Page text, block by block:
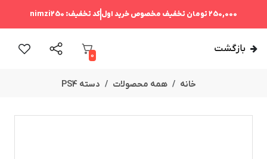
250,000 تومان تخفیف مخصوص خرید اولکد تخفیف: nimzi250
بازگشت
0
خانه همه محصولات دسته PS4